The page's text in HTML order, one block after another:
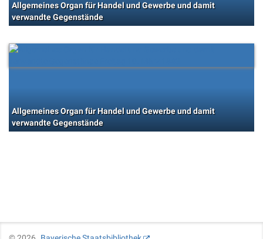
Allgemeines Organ für Handel und Gewerbe und damit
verwandte Gegenstände
Allgemeines Organ für Handel und Gewerbe und damit
verwandte Gegenstände